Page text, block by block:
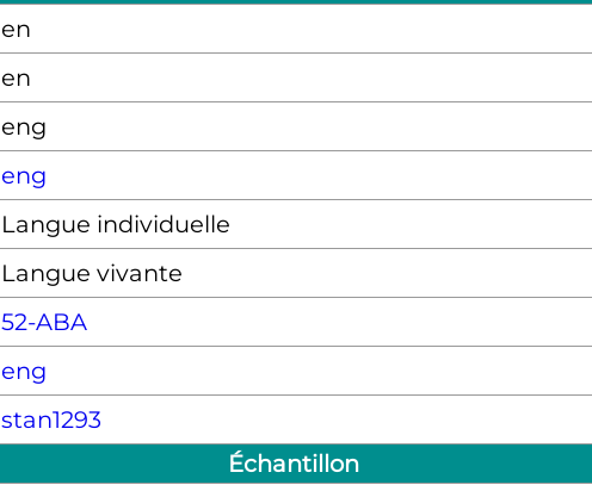
en
en
eng
eng
Langue individuelle
Langue vivante
52-ABA
eng
stan1293
Échantillon